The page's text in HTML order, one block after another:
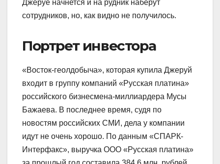
Джеруе начнется и на рудник наберут
сотрудников, но, как видно не получилось.
Портрет инвестора
«Восток-геолдобыча», которая купила Джеруй
входит в группу компаний «Русская платина»
российского бизнесмена-миллиардера Мусы
Бажаева. В последнее время, судя по
новостям российских СМИ, дела у компании
идут не очень хорошо. По данным «СПАРК-
Интерфакс», выручка ООО «Русская платина»